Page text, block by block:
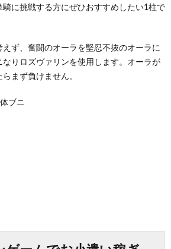
騎に挑戦する方にぜひおすすめしたい1柱で
ず、奮闘のオーラを堅忍不抜のオーラに
りロズヴァリンを使用します。オーラが
まず負けません。
ブニ